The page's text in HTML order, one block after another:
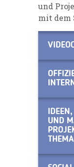
und
mit dem
UND